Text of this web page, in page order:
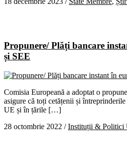
Propunere/ Plăți bancare
și SEE
Comisia Europeană a adoptat o
asigure că toți cetățenii și
UE și în țările […]
28 octombrie 2022 /Instituții & Politici